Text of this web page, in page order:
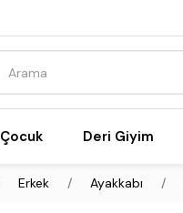
Çocuk Deri Giyim
Erkek Ayakkabı